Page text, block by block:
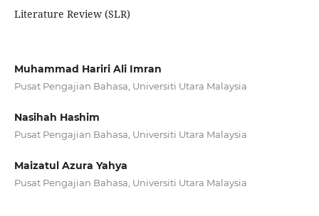
Literature Review (SLR)
Muhammad Hariri Ali Imran
Pusat Pengajian Bahasa, Universiti Utara Malaysia
Nasihah Hashim
Pusat Pengajian Bahasa, Universiti Utara Malaysia
Maizatul Azura Yahya
Pusat Pengajian Bahasa, Universiti Utara Malaysia